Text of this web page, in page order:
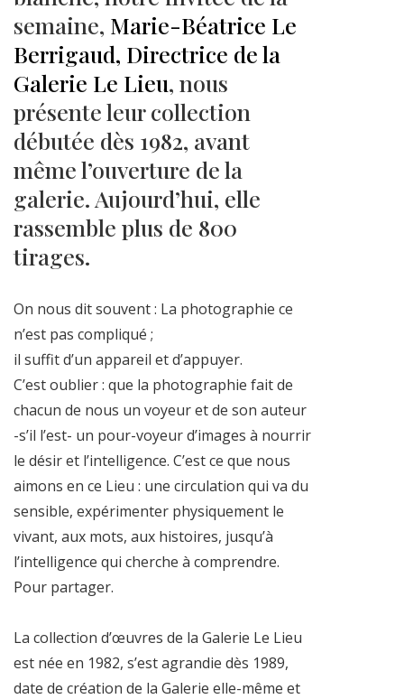
semaine, Marie-Béatrice Le
Berrigaud, Directrice de la
Galerie Le Lieu, nous
présente leur collection
débutée dès 1982, avant
même l’ouverture de la
galerie. Aujourd’hui, elle
rassemble plus de 800
tirages.
On nous dit souvent : La photographie ce
n’est pas compliqué ;
il suffit d’un appareil et d’appuyer.
C’est oublier : que la photographie fait de
chacun de nous un voyeur et de son auteur
-s’il l’est- un pour-voyeur d’images à nourrir
le désir et l’intelligence. C’est ce que nous
aimons en ce Lieu : une circulation qui va du
sensible, expérimenter physiquement le
vivant, aux mots, aux histoires, jusqu’à
l’intelligence qui cherche à comprendre.
Pour partager.
La collection d’œuvres de la Galerie Le Lieu
est née en 1982, s’est agrandie dès 1989,
date de création de la Galerie elle-même et